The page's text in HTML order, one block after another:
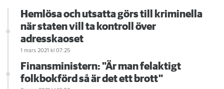
Hemlösa och utsatta görs till kriminella
när staten vill ta kontroll över
adresskaoset
1 mars 2021 kl 07:25
Finansministern: "Är man felaktigt
folkbokförd så är det ett brott"